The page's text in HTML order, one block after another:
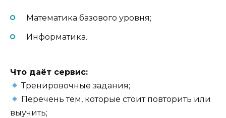
Математика базового уровня;
Информатика.
Что даёт сервис:
Тренировочные задания;
Перечень тем, которые стоит повторить или
выучить;